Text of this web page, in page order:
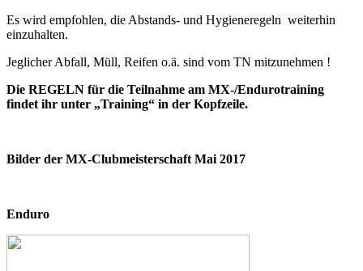
Es wird empfohlen, die Abstands- und Hygieneregeln weiterhin
einzuhalten.
Jeglicher Abfall, Müll, Reifen o.ä. sind vom TN mitzunehmen !
Die REGELN für die Teilnahme am MX-/Endurotraining
findet ihr unter „Training“ in der Kopfzeile.
Bilder der MX-Clubmeisterschaft Mai 2017
Enduro